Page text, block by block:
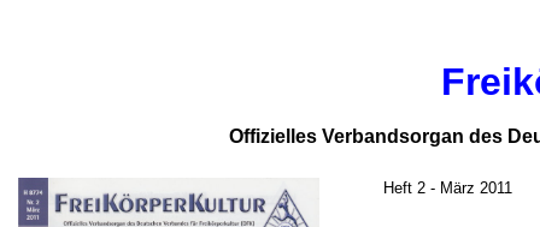
Offizielles Verbandsorgan des
Heft 2 - März 2011